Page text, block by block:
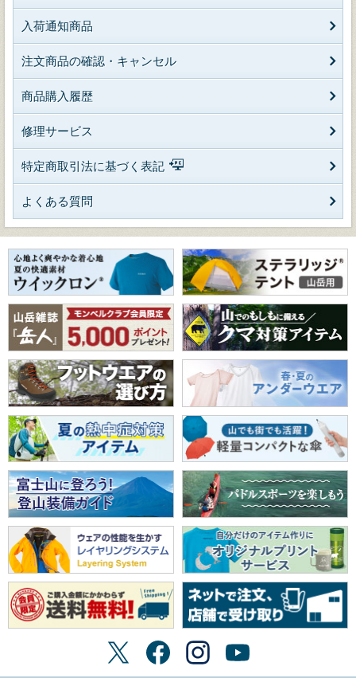
入荷通知商品
注文商品の確認・キャンセル
商品購入履歴
修理サービス
特定商取引法に基づく表記
よくある質問